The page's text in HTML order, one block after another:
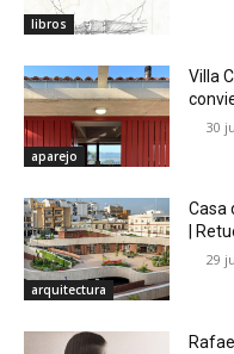
libros
aparejo
Villa
30
arquitectura
Casa
|
29